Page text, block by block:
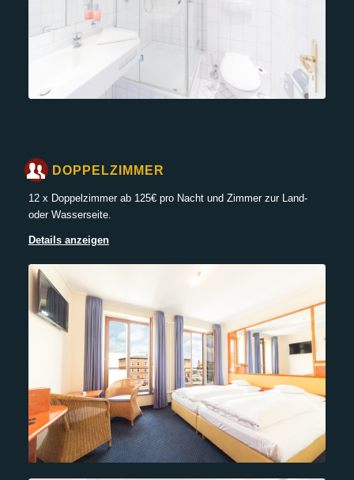
DOPPELZIMMER
12 x Doppelzimmer ab 125€ pro Nacht und Zimmer zur Land-
oder Wasserseite.
Details anzeigen